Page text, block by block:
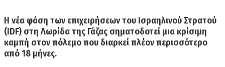
Η νέα φάση των επιχειρήσεων του Ισραηλινού Στρατού
(IDF) στη Λωρίδα της Γάζας σηματοδοτεί μια κρίσιμη
καμπή στον πόλεμο που διαρκεί πλέον περισσότερο
από 18 μήνες.